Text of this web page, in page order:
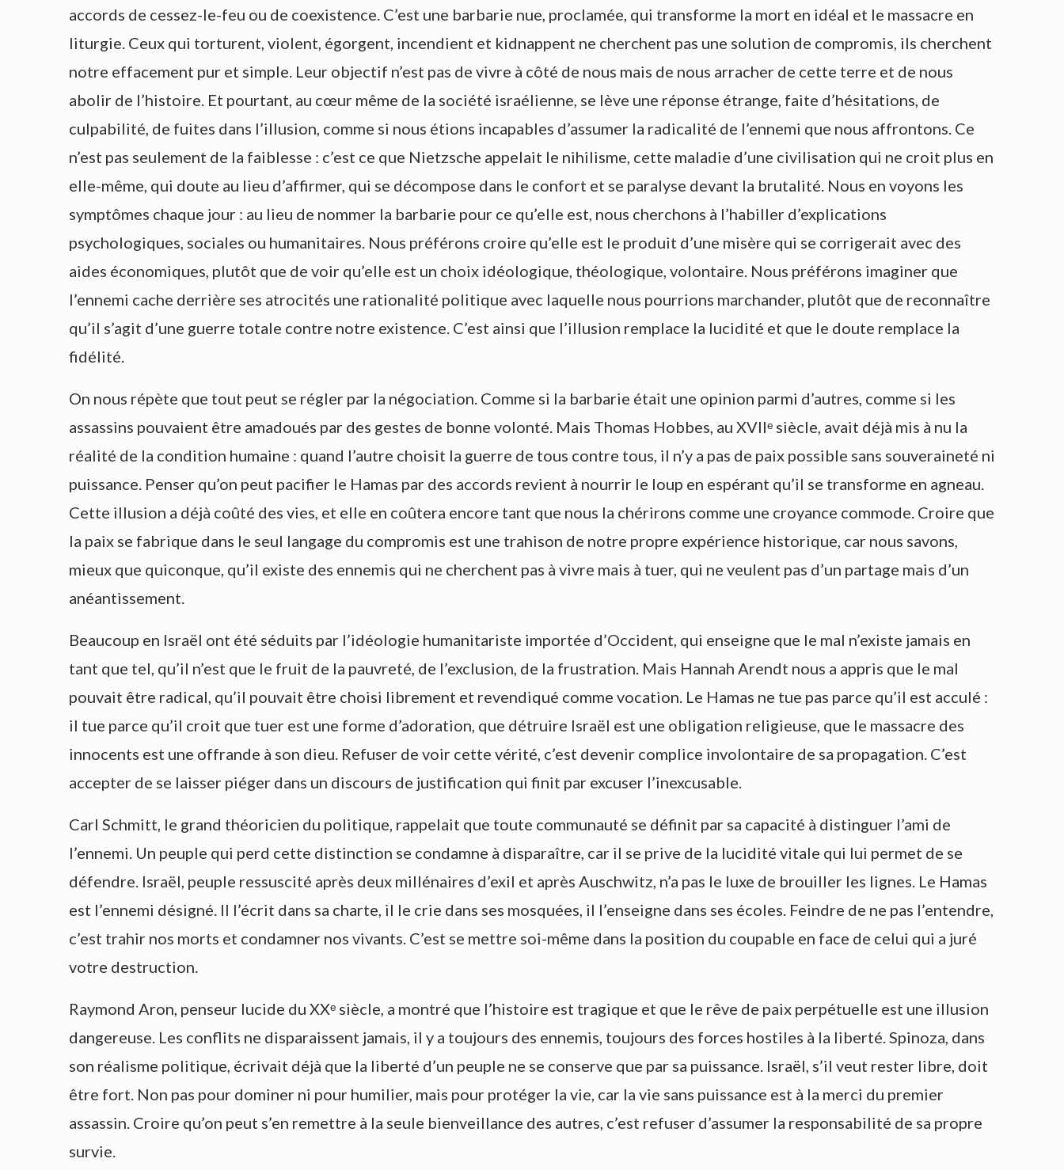
accords de cessez-le-feu ou de coexistence. C’est une barbarie nue, proclamée, qui transforme la mort en idéal et le massacre en
liturgie. Ceux qui torturent, violent, égorgent, incendient et kidnappent ne cherchent pas une solution de compromis, ils cherchent
notre effacement pur et simple. Leur objectif n’est pas de vivre à côté de nous mais de nous arracher de cette terre et de nous
abolir de l’histoire. Et pourtant, au cœur même de la société israélienne, se lève une réponse étrange, faite d’hésitations, de
culpabilité, de fuites dans l’illusion, comme si nous étions incapables d’assumer la radicalité de l’ennemi que nous affrontons. Ce
n’est pas seulement de la faiblesse : c’est ce que Nietzsche appelait le nihilisme, cette maladie d’une civilisation qui ne croit plus en
elle-même, qui doute au lieu d’affirmer, qui se décompose dans le confort et se paralyse devant la brutalité. Nous en voyons les
symptômes chaque jour : au lieu de nommer la barbarie pour ce qu’elle est, nous cherchons à l’habiller d’explications
psychologiques, sociales ou humanitaires. Nous préférons croire qu’elle est le produit d’une misère qui se corrigerait avec des
aides économiques, plutôt que de voir qu’elle est un choix idéologique, théologique, volontaire. Nous préférons imaginer que
l’ennemi cache derrière ses atrocités une rationalité politique avec laquelle nous pourrions marchander, plutôt que de reconnaître
qu’il s’agit d’une guerre totale contre notre existence. C’est ainsi que l’illusion remplace la lucidité et que le doute remplace la
fidélité.
On nous répète que tout peut se régler par la négociation. Comme si la barbarie était une opinion parmi d’autres, comme si les
assassins pouvaient être amadoués par des gestes de bonne volonté. Mais Thomas Hobbes, au XVIIᵉ siècle, avait déjà mis à nu la
réalité de la condition humaine : quand l’autre choisit la guerre de tous contre tous, il n’y a pas de paix possible sans souveraineté ni
puissance. Penser qu’on peut pacifier le Hamas par des accords revient à nourrir le loup en espérant qu’il se transforme en agneau.
Cette illusion a déjà coûté des vies, et elle en coûtera encore tant que nous la chérirons comme une croyance commode. Croire que
la paix se fabrique dans le seul langage du compromis est une trahison de notre propre expérience historique, car nous savons,
mieux que quiconque, qu’il existe des ennemis qui ne cherchent pas à vivre mais à tuer, qui ne veulent pas d’un partage mais d’un
anéantissement.
Beaucoup en Israël ont été séduits par l’idéologie humanitariste importée d’Occident, qui enseigne que le mal n’existe jamais en
tant que tel, qu’il n’est que le fruit de la pauvreté, de l’exclusion, de la frustration. Mais Hannah Arendt nous a appris que le mal
pouvait être radical, qu’il pouvait être choisi librement et revendiqué comme vocation. Le Hamas ne tue pas parce qu’il est acculé :
il tue parce qu’il croit que tuer est une forme d’adoration, que détruire Israël est une obligation religieuse, que le massacre des
innocents est une offrande à son dieu. Refuser de voir cette vérité, c’est devenir complice involontaire de sa propagation. C’est
accepter de se laisser piéger dans un discours de justification qui finit par excuser l’inexcusable.
Carl Schmitt, le grand théoricien du politique, rappelait que toute communauté se définit par sa capacité à distinguer l’ami de
l’ennemi. Un peuple qui perd cette distinction se condamne à disparaître, car il se prive de la lucidité vitale qui lui permet de se
défendre. Israël, peuple ressuscité après deux millénaires d’exil et après Auschwitz, n’a pas le luxe de brouiller les lignes. Le Hamas
est l’ennemi désigné. Il l’écrit dans sa charte, il le crie dans ses mosquées, il l’enseigne dans ses écoles. Feindre de ne pas l’entendre,
c’est trahir nos morts et condamner nos vivants. C’est se mettre soi-même dans la position du coupable en face de celui qui a juré
votre destruction.
Raymond Aron, penseur lucide du XXᵉ siècle, a montré que l’histoire est tragique et que le rêve de paix perpétuelle est une illusion
dangereuse. Les conflits ne disparaissent jamais, il y a toujours des ennemis, toujours des forces hostiles à la liberté. Spinoza, dans
son réalisme politique, écrivait déjà que la liberté d’un peuple ne se conserve que par sa puissance. Israël, s’il veut rester libre, doit
être fort. Non pas pour dominer ni pour humilier, mais pour protéger la vie, car la vie sans puissance est à la merci du premier
assassin. Croire qu’on peut s’en remettre à la seule bienveillance des autres, c’est refuser d’assumer la responsabilité de sa propre
survie.